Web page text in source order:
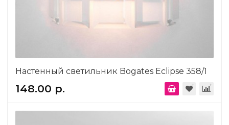
Настенный светильник Bogates Eclipse 358/1
148.00 р.